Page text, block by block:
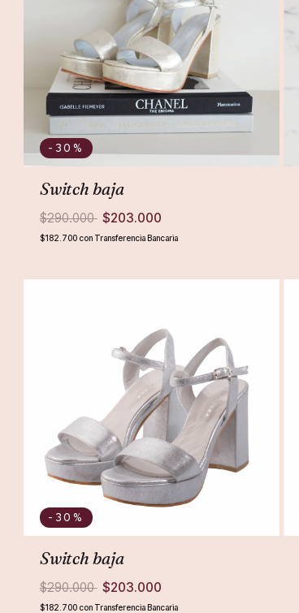
-30%
Switch baja
$290.000 $203.000
$182.700 con Transferencia Bancaria
-30%
Switch baja
$290.000 $203.000
$182.700 con Transferencia Bancaria